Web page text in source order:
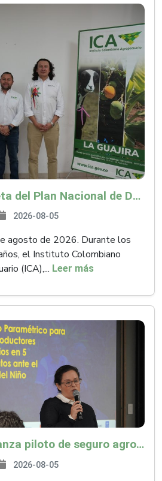
ICA superó la meta del Plan Nacional de Desarrollo y abrió 61 mercados internacionales
2026-08-05
agosto de 2026. Durante los
el Instituto Colombiano
(ICA),... Leer más
Minagricultura lanza piloto de seguro agropecuario por $9.625 millones para proteger a más de 14.000 pequeños productores contra riesgos del Fenómeno de El Niño
2026-08-05